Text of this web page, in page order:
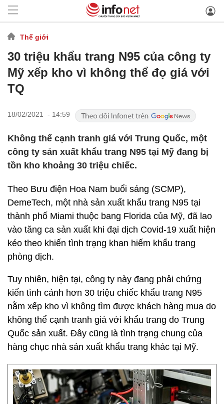
Thế giới
30 triệu khẩu trang N95 của công ty
Mỹ xếp kho vì không thể đọ giá với
TQ
18/02/2021 - 14:59
Không thể cạnh tranh giá với Trung Quốc, một
công ty sản xuất khẩu trang N95 tại Mỹ đang bị
tồn kho khoảng 30 triệu chiếc.
Theo Bưu điện Hoa Nam buổi sáng (SCMP),
DemeTech, một nhà sản xuất khẩu trang N95 tại
thành phố Miami thuộc bang Florida của Mỹ, đã lao
vào tăng ca sản xuất khi đại dịch Covid-19 xuất hiện
kéo theo khiến tình trạng khan hiếm khẩu trang
phòng dịch.
Tuy nhiên, hiện tại, công ty này đang phải chứng
kiến tình cảnh hơn 30 triệu chiếc khẩu trang N95
nằm xếp kho vì không tìm được khách hàng mua do
không thể cạnh tranh giá với khẩu trang do Trung
Quốc sản xuất. Đây cũng là tình trạng chung của
hàng chục nhà sản xuất khẩu trang khác tại Mỹ.